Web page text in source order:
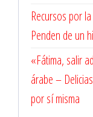
Recursos por
Penden de un
«Fátima, salir
árabe –
por sí misma